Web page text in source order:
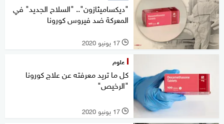
"ديكساميثازون".. "السلاح الجديد" في
المعركة ضد فيروس كورونا
l 17 يونيو 2020
علوم
كل ما تريد معرفته عن علاج كورونا
"الرخيص"
l 17 يونيو 2020